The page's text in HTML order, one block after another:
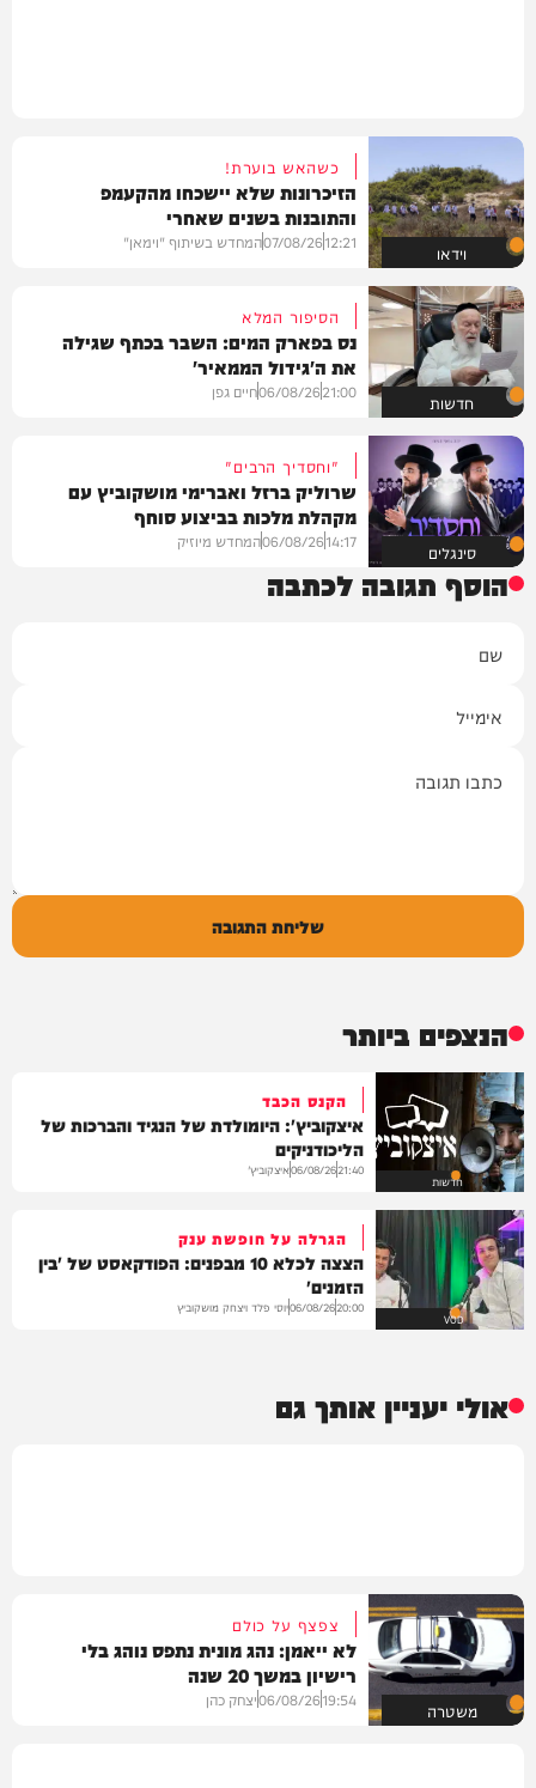
וידאו
כשהאש בוערת!
הזיכרונות שלא יישכחו מהקעמפ
והתובנות בשנים שאחרי
12:21
07/08/26המחדש בשיתוף "וימאן"
חדשות
הסיפור המלא
נס בפארק המים: השבר בכתף שגילה
את ה'גידול הממאיר'
21:00
06/08/26חיים גפן
סינגלים
"וחסדיך הרבים"
שרוליק ברזל ואברימי מושקוביץ עם
מקהלת מלכות בביצוע סוחף
14:17
06/08/26המחדש מיוזיק
הוסף תגובה לכתבה
שליחת התגובה
הנצפים ביותר
חדשות
הקנס הכבד
איצקוביץ': היומולדת של הנגיד והברכות של
הליכודניקים
21:40
06/08/26איצקוביץ'
VOD
הגרלה על חופשת ענק
הצצה לכלא 10 מבפנים: הפודקאסט של 'בין
הזמנים'
20:00
06/08/26יוסי פלד ויצחק מושקוביץ
אולי יעניין אותך גם
משטרה
צפצף על כולם
לא ייאמן: נהג מונית נתפס נוהג בלי
רישיון במשך 20 שנה
19:54
06/08/26יצחק כהן